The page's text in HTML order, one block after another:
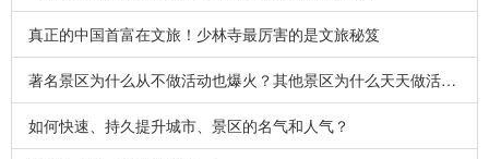
真正的中国首富在文旅！少林寺最厉害的是文旅秘笈
著名景区为什么从不做活动也爆火？其他景区为什么天天做活动也不行？
如何快速、持久提升城市、景区的名气和人气？